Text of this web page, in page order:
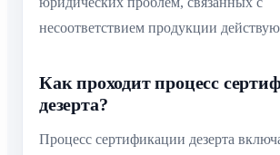
несоответствием продукции
Как проходит процесс
дезерта?
Процесс сертификации дезерта